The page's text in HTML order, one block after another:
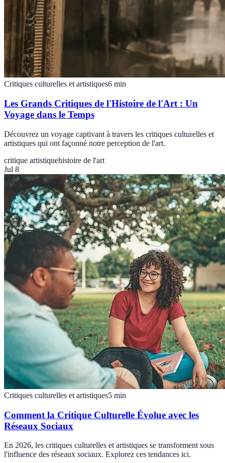
Critiques culturelles et artistiques6 min
Les Grands Critiques de l'Histoire de l'Art : Un
Voyage dans le Temps
Découvrez un voyage captivant à travers les critiques culturelles et
artistiques qui ont façonné notre perception de l'art.
critique artistiquehistoire de l'art
Jul 8
Critiques culturelles et artistiques5 min
Comment la Critique Culturelle Évolue avec les
Réseaux Sociaux
En 2026, les critiques culturelles et artistiques se transforment sous
l'influence des réseaux sociaux. Explorez ces tendances ici.